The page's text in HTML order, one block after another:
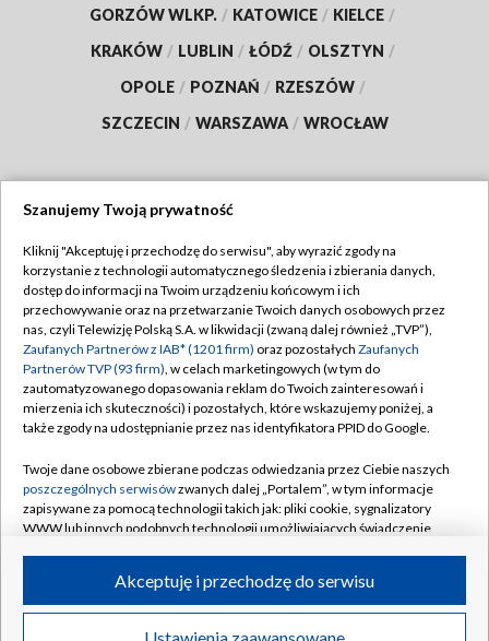
GORZÓW WLKP. / KATOWICE / KIELCE /
KRAKÓW / LUBLIN / ŁÓDŹ / OLSZTYN /
OPOLE / POZNAŃ / RZESZÓW /
SZCZECIN / WARSZAWA / WROCŁAW
TVP
Abonament TVP
Emisja w TVP
Centrum informacji TVP
Naziemna Telewizja Cyfrowa
Rada Programowa
System NOS
Informacje o nadawcy
Program dla prasy
Regulamin TVP
Polityka prywatności
Moje zgody
Pomoc
Kontakt
Kanały
©2026 Telewizja Polska S.A. w likwidacji
Szanujemy Twoją prywatność
Kliknij "Akceptuję i przechodzę do serwisu", aby wyrazić zgody na
korzystanie z technologii automatycznego śledzenia i zbierania danych,
dostęp do informacji na Twoim urządzeniu końcowym i ich
przechowywanie oraz na przetwarzanie Twoich danych osobowych przez
nas, czyli Telewizję Polską S.A. w likwidacji (zwaną dalej również „TVP”),
Zaufanych Partnerów z IAB* (1201 firm) oraz pozostałych Zaufanych
Partnerów TVP (93 firm), w celach marketingowych (w tym do
zautomatyzowanego dopasowania reklam do Twoich zainteresowań i
mierzenia ich skuteczności) i pozostałych, które wskazujemy poniżej, a
także zgody na udostępnianie przez nas identyfikatora PPID do Google.
Twoje dane osobowe zbierane podczas odwiedzania przez Ciebie naszych
poszczególnych serwisówzwanych dalej „Portalem”, w tym informacje
zapisywane za pomocą technologii takich jak: pliki cookie, sygnalizatory
WWW lub innych podobnych technologii umożliwiających świadczenie
ruchu w Internecie.
Twoje dane osobowe zbierane podczas odwiedzania przez Ciebie
Akceptuję i przechodzę do serwisu